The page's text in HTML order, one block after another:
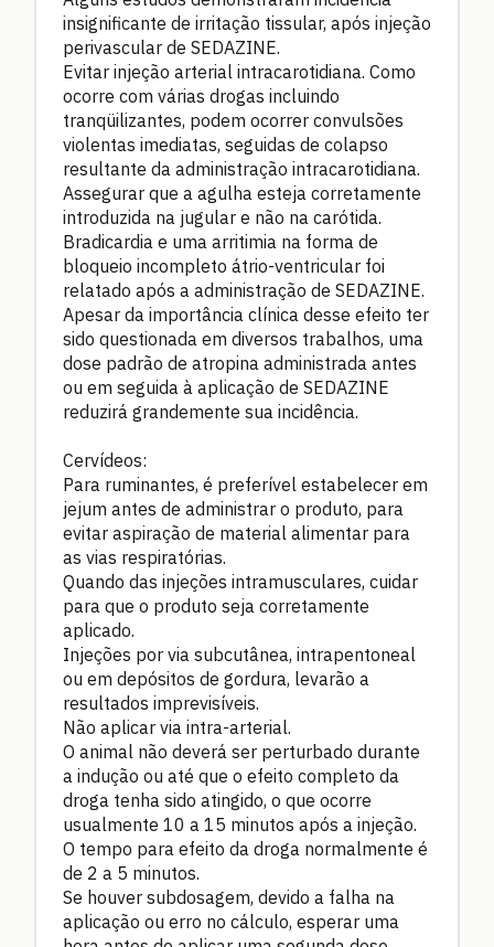
insignificante de irritação tissular, após injeção
perivascular de SEDAZINE.
Evitar injeção arterial intracarotidiana. Como
ocorre com várias drogas incluindo
tranqüilizantes, podem ocorrer convulsões
violentas imediatas, seguidas de colapso
resultante da administração intracarotidiana.
Assegurar que a agulha esteja corretamente
introduzida na jugular e não na carótida.
Bradicardia e uma arritimia na forma de
bloqueio incompleto átrio-ventricular foi
relatado após a administração de SEDAZINE.
Apesar da importância clínica desse efeito ter
sido questionada em diversos trabalhos, uma
dose padrão de atropina administrada antes
ou em seguida à aplicação de SEDAZINE
reduzirá grandemente sua incidência.
Cervídeos:
Para ruminantes, é preferível estabelecer em
jejum antes de administrar o produto, para
evitar aspiração de material alimentar para
as vias respiratórias.
Quando das injeções intramusculares, cuidar
para que o produto seja corretamente
aplicado.
Injeções por via subcutânea, intrapentoneal
ou em depósitos de gordura, levarão a
resultados imprevisíveis.
Não aplicar via intra-arterial.
O animal não deverá ser perturbado durante
a indução ou até que o efeito completo da
droga tenha sido atingido, o que ocorre
usualmente 10 a 15 minutos após a injeção.
O tempo para efeito da droga normalmente é
de 2 a 5 minutos.
Se houver subdosagem, devido a falha na
aplicação ou erro no cálculo, esperar uma